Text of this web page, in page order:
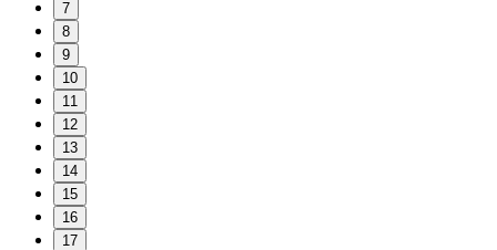
7
8
9
10
11
12
13
14
15
16
17